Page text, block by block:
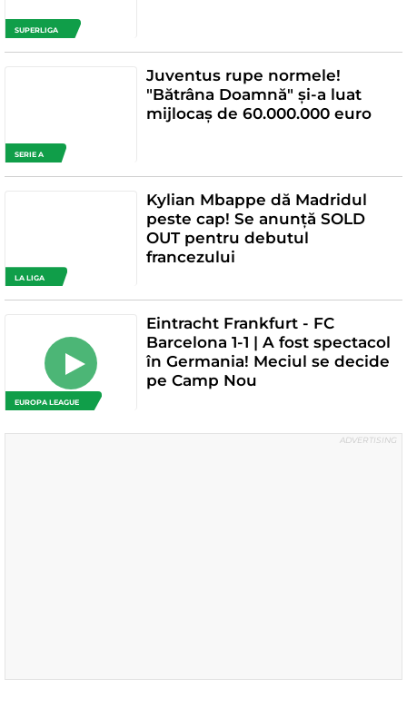
SUPERLIGA
SERIE A
Juventus rupe normele!
"Bătrâna Doamnă" și-a luat
mijlocaș de 60.000.000 euro
LA LIGA
Kylian Mbappe dă Madridul
peste cap! Se anunță SOLD
OUT pentru debutul
francezului
EUROPA LEAGUE
Eintracht Frankfurt - FC
Barcelona 1-1 | A fost spectacol
în Germania! Meciul se decide
pe Camp Nou